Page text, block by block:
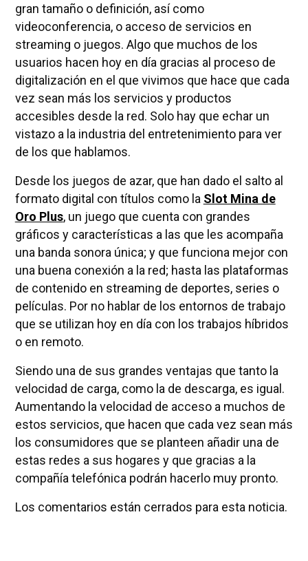
gran tamaño o definición, así como
videoconferencia, o acceso de servicios en
streaming o juegos. Algo que muchos de los
usuarios hacen hoy en día gracias al proceso de
digitalización en el que vivimos que hace que cada
vez sean más los servicios y productos
accesibles desde la red. Solo hay que echar un
vistazo a la industria del entretenimiento para ver
de los que hablamos.
Desde los juegos de azar, que han dado el salto al
formato digital con títulos como la Slot Mina de
Oro Plus, un juego que cuenta con grandes
gráficos y características a las que les acompaña
una banda sonora única; y que funciona mejor con
una buena conexión a la red; hasta las plataformas
de contenido en streaming de deportes, series o
películas. Por no hablar de los entornos de trabajo
que se utilizan hoy en día con los trabajos híbridos
o en remoto.
Siendo una de sus grandes ventajas que tanto la
velocidad de carga, como la de descarga, es igual.
Aumentando la velocidad de acceso a muchos de
estos servicios, que hacen que cada vez sean más
los consumidores que se planteen añadir una de
estas redes a sus hogares y que gracias a la
compañía telefónica podrán hacerlo muy pronto.
Los comentarios están cerrados para esta noticia.